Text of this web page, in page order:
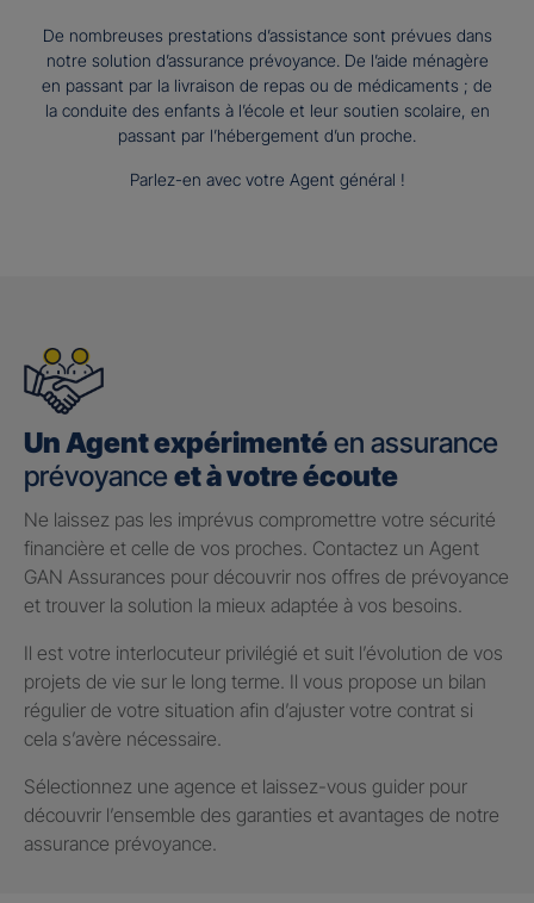
De nombreuses prestations d’assistance sont prévues dans
notre solution d’assurance prévoyance. De l’aide ménagère
en passant par la livraison de repas ou de médicaments ; de
la conduite des enfants à l’école et leur soutien scolaire, en
passant par l’hébergement d’un proche.
Parlez-en avec votre Agent général !
Un Agent expérimentéen assurance
prévoyance et à votre écoute
Ne laissez pas les imprévus compromettre votre sécurité
financière et celle de vos proches. Contactez un Agent
GAN Assurances pour découvrir nos offres de prévoyance
et trouver la solution la mieux adaptée à vos besoins.
Il est votre interlocuteur privilégié et suit l’évolution de vos
projets de vie sur le long terme. Il vous propose un bilan
régulier de votre situation afin d’ajuster votre contrat si
cela s’avère nécessaire.
Sélectionnez une agence et laissez-vous guider pour
découvrir l’ensemble des garanties et avantages de notre
assurance prévoyance.